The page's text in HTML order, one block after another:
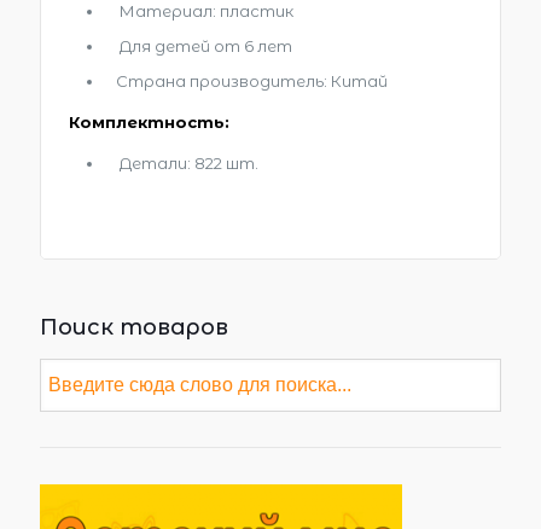
Материал: пластик
Для детей от 6 лет
Страна производитель: Китай
Комплектность:
Детали: 822 шт.
Поиск товаров